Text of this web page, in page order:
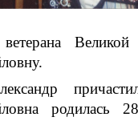
родилась